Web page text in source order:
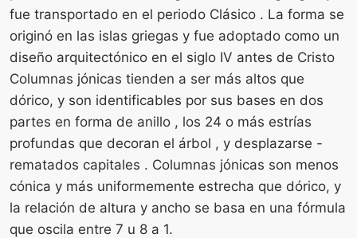
fue transportado en el periodo Clásico . La forma se
originó en las islas griegas y fue adoptado como un
diseño arquitectónico en el siglo IV antes de Cristo
Columnas jónicas tienden a ser más altos que
dórico, y son identificables por sus bases en dos
partes en forma de anillo , los 24 o más estrías
profundas que decoran el árbol , y desplazarse -
rematados capitales . Columnas jónicas son menos
cónica y más uniformemente estrecha que dórico, y
la relación de altura y ancho se basa en una fórmula
que oscila entre 7 u 8 a 1.